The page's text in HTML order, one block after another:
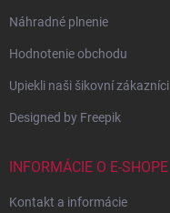
Náhradné plnenie
Hodnotenie obchodu
Upiekli naši šikovní zákazníci
Designed by Freepik
INFORMÁCIE O E-SHOPE
Kontakt a informácie